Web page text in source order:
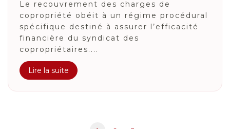
Le recouvrement des charges de
copropriété obéit à un régime procédural
spécifique destiné à assurer l’efficacité
financière du syndicat des
copropriétaires....
Lire la suite